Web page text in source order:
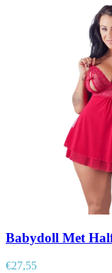
Babydoll Met
€27,55